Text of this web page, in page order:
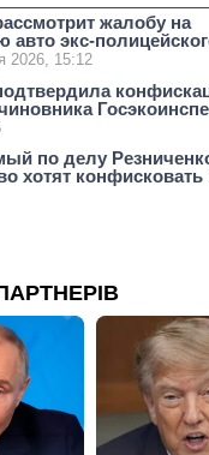
жалобу на
авто экс-
2026, 15:12
по делу
хотят конфисковать